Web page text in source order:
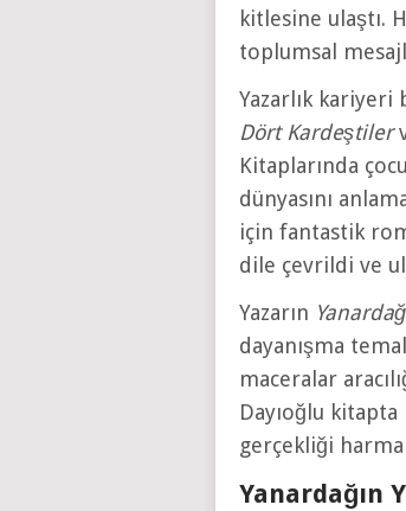
kitlesine ulaştı.
toplumsal
Yazarlık kariyeri
Dört Kardeştiler
Kitaplarında
dünyasını
için fantastik
dile çevrildi ve
Yazarın
dayanışma
maceralar
Dayıoğlu
gerçekliği
Yanardağın